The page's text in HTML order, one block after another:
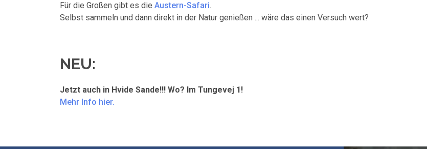
Für die Großen gibt es die Austern-Safari.
Selbst sammeln und dann direkt in der Natur genießen ... wäre das einen Versuch wert?
NEU:
Jetzt auch in Hvide Sande!!! Wo? Im Tungevej 1!
Mehr Info hier.